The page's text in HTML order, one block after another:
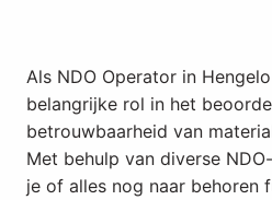
Als NDO Operator in
belangrijke rol in het
betrouwbaarheid van
Met behulp van diverse
je of alles nog naar behoren